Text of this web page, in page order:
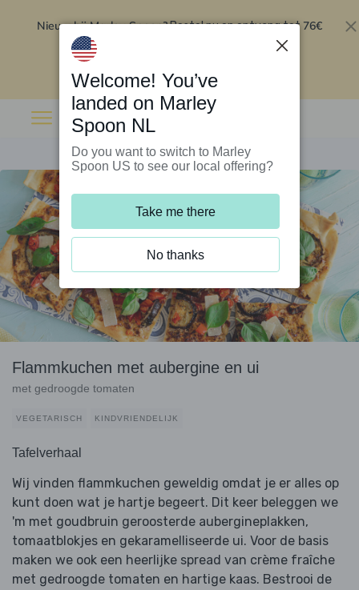
Nieuw bij Marley Spoon?Bestel nu en ontvang tot 76€
Flammkuchen met aubergine en ui
met gedroogde tomaten
VEGETARISCH KINDVRIENDELIJK
Tafelverhaal
Wij vinden flammkuchen geweldig omdat je er alles op
kunt doen wat je hartje begeert. Dit keer beleggen we
'm met goudbruin geroosterde aubergineplakken,
tomaatblokjes en gekaramelliseerde ui. Voor de basis
maken we ook een heerlijke spread van crème fraîche
met gedroogde tomaten en hartige kaas. Bestrooi de
Welcome! You’ve
landed on Marley
Spoon NL
Do you want to switch to Marley
Spoon US to see our local offering?
Take me there
No thanks